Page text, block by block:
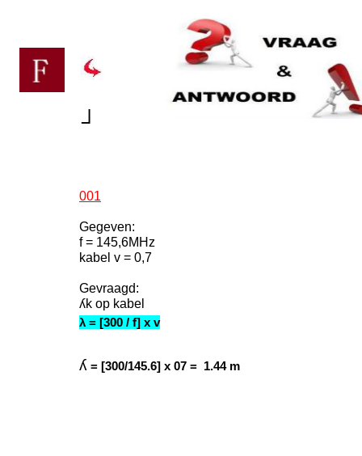
001
Gegeven:
f = 145,6MHz
kabel v = 0,7
Gevraagd:
ʎk op kabel
λ = [300 / f] x v
ʎ = [300/145.6] x 07 = 1.44 m
┘